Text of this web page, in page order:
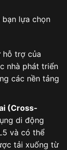
lựa chọn
hỗ trợ của
nhà phát triển
các nền tảng
(Cross-
di động
và có thể
tải xuống từ